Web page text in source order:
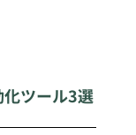
ツール3選